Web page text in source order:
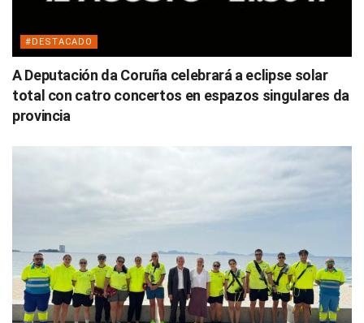
#DESTACADO
A Deputación da Coruña celebrará a eclipse solar
total con catro concertos en espazos singulares da
provincia